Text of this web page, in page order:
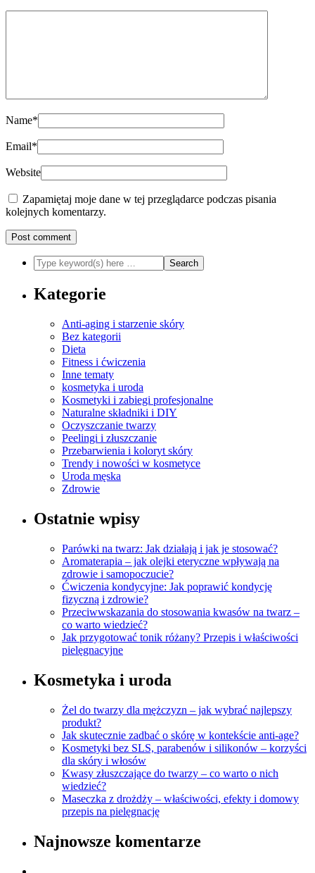
Name*
Email*
Website
Zapamiętaj moje dane w tej przeglądarce podczas pisania
kolejnych komentarzy.
Kategorie
Anti-aging i starzenie skóry
Bez kategorii
Dieta
Fitness i ćwiczenia
Inne tematy
kosmetyka i uroda
Kosmetyki i zabiegi profesjonalne
Naturalne składniki i DIY
Oczyszczanie twarzy
Peelingi i złuszczanie
Przebarwienia i koloryt skóry
Trendy i nowości w kosmetyce
Uroda męska
Zdrowie
Ostatnie wpisy
Parówki na twarz: Jak działają i jak je stosować?
Aromaterapia – jak olejki eteryczne wpływają na
zdrowie i samopoczucie?
Ćwiczenia kondycyjne: Jak poprawić kondycję
fizyczną i zdrowie?
Przeciwwskazania do stosowania kwasów na twarz –
co warto wiedzieć?
Jak przygotować tonik różany? Przepis i właściwości
pielęgnacyjne
Kosmetyka i uroda
Żel do twarzy dla mężczyzn – jak wybrać najlepszy
produkt?
Jak skutecznie zadbać o skórę w kontekście anti-age?
Kosmetyki bez SLS, parabenów i silikonów – korzyści
dla skóry i włosów
Kwasy złuszczające do twarzy – co warto o nich
wiedzieć?
Maseczka z drożdży – właściwości, efekty i domowy
przepis na pielęgnację
Najnowsze komentarze